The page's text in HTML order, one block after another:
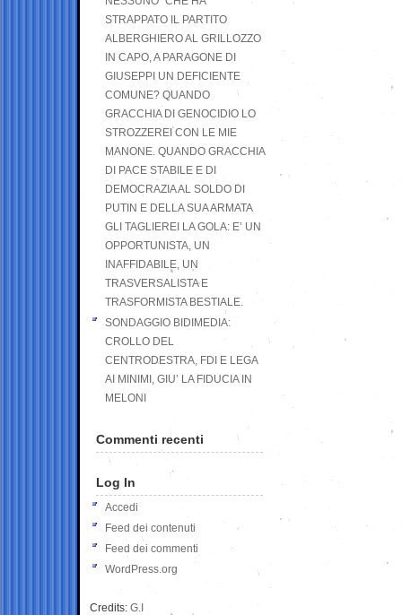
STRAPPATO IL PARTITO
ALBERGHIERO AL GRILLOZZO
IN CAPO, A PARAGONE DI
GIUSEPPI UN DEFICIENTE
COMUNE? QUANDO
GRACCHIA DI GENOCIDIO LO
STROZZEREI CON LE MIE
MANONE. QUANDO GRACCHIA
DI PACE STABILE E DI
DEMOCRAZIA AL SOLDO DI
PUTIN E DELLA SUA ARMATA
GLI TAGLIEREI LA GOLA: E’ UN
OPPORTUNISTA, UN
INAFFIDABILE, UN
TRASVERSALISTA E
TRASFORMISTA BESTIALE.
SONDAGGIO BIDIMEDIA:
CROLLO DEL
CENTRODESTRA, FDI E LEGA
AI MINIMI, GIU’ LA FIDUCIA IN
MELONI
Commenti recenti
Log In
Accedi
Feed dei contenuti
Feed dei commenti
WordPress.org
Credits: G.I